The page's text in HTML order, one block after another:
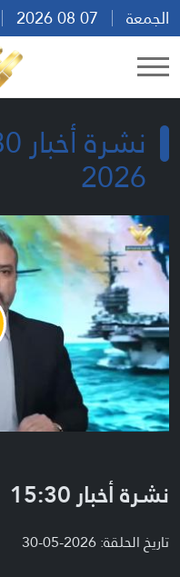
الجمعة
2026
نشرة أخبار 15:30
تاريخ الحلقة: 2026-05-30